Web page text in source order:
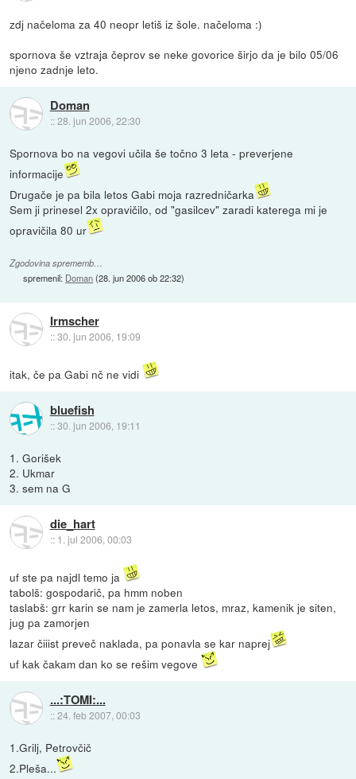
zdj načeloma za 40 neopr letiš iz šole. načeloma :)
spornova še vztraja čeprov se neke govorice širjo da je bilo 05/06
njeno zadnje leto.
Doman
::28. jun 2006, 22:30
Spornova bo na vegovi učila še točno 3 leta - preverjene
informacije
Drugače je pa bila letos Gabi moja razredničarka
Sem ji prinesel 2x opravičilo, od "gasilcev" zaradi katerega mi je
opravičila 80 ur
Zgodovina sprememb…
spremenil: Doman(28. jun 2006 ob 22:32)
Irmscher
::30. jun 2006, 19:09
itak, če pa Gabi nč ne vidi
bluefish
::30. jun 2006, 19:11
1. Gorišek
2. Ukmar
3. sem na G
die_hart
:: 1. jul 2006, 00:03
uf ste pa najdl temo ja
tabolš: gospodarič, pa hmm noben
taslabš: grr karin se nam je zamerla letos, mraz, kamenik je siten,
jug pa zamorjen
lazar čiiist preveč naklada, pa ponavla se kar naprej
uf kak čakam dan ko se rešim vegove
...:TOMI:...
::24. feb 2007, 00:03
1.Grilj, Petrovčič
2.Pleša...